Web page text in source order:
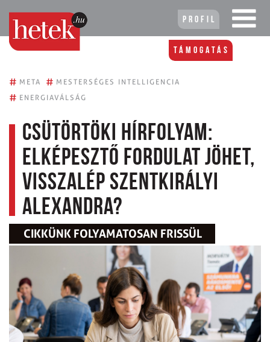
Profil
Támogatás
# META # MESTERSÉGES INTELLIGENCIA
# ENERGIAVÁLSÁG
Csütörtöki hírfolyam:
Elképesztő fordulat jöhet,
visszalép Szentkirályi
Alexandra?
CIKKÜNK FOLYAMATOSAN FRISSÜL